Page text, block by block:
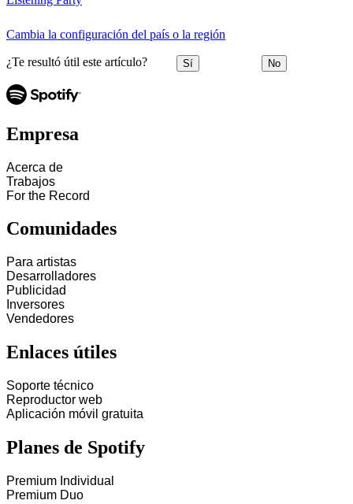
Cambia la configuración del país o la región
¿Te resultó útil este artículo? Sí No
Empresa
Acerca de
Trabajos
For the Record
Comunidades
Para artistas
Desarrolladores
Publicidad
Inversores
Vendedores
Enlaces útiles
Soporte técnico
Reproductor web
Aplicación móvil gratuita
Planes de Spotify
Premium Individual
Premium Duo